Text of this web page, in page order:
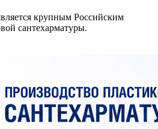
крупным Российским
сантехарматуры.